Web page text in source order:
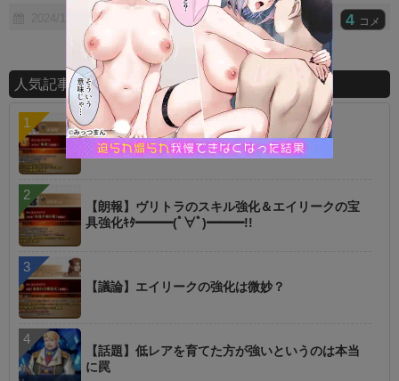
2024/10/30 4 コメ
人気記事ランキング
【指摘】卑弥呼の強化はぶっ壊れじゃない？
【朗報】ヴリトラのスキル強化＆エイリークの宝
具強化ｷﾀ━━━(ﾟ∀ﾟ)━━━!!
【議論】エイリークの強化は微妙？
【話題】低レアを育てた方が強いというのは本当
に罠